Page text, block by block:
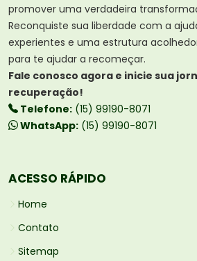
promover uma verdadeira
Reconquiste sua liberdade com a
experientes e uma estrutura
para te ajudar a recomeçar.
Fale conosco agora e inicie sua
recuperação!
Telefone: (15) 99190-8071
WhatsApp: (15) 99190-8071
ACESSO RÁPIDO
Home
Contato
Sitemap